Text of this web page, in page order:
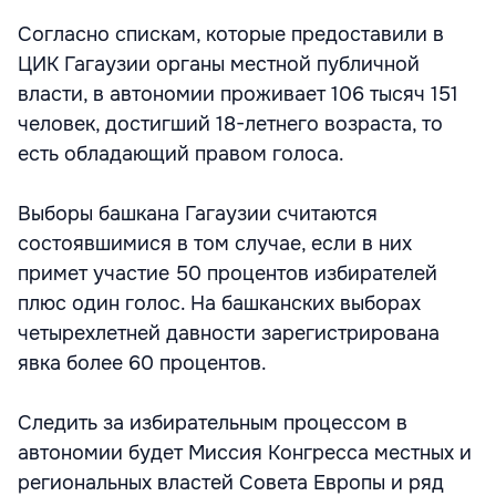
Согласно спискам, которые предоставили в
ЦИК Гагаузии органы местной публичной
власти, в автономии проживает 106 тысяч 151
человек, достигший 18-летнего возраста, то
есть обладающий правом голоса.
Выборы башкана Гагаузии считаются
состоявшимися в том случае, если в них
примет участие 50 процентов избирателей
плюс один голос. На башканских выборах
четырехлетней давности зарегистрирована
явка более 60 процентов.
Следить за избирательным процессом в
автономии будет Миссия Конгресса местных и
региональных властей Совета Европы и ряд